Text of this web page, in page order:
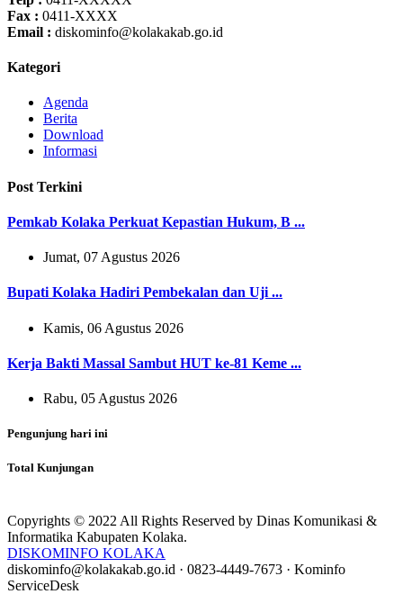
Fax : 0411-XXXX
Email : diskominfo@kolakakab.go.id
Kategori
Agenda
Berita
Download
Informasi
Post Terkini
Pemkab Kolaka Perkuat Kepastian Hukum, B ...
Jumat, 07 Agustus 2026
Bupati Kolaka Hadiri Pembekalan dan Uji ...
Kamis, 06 Agustus 2026
Kerja Bakti Massal Sambut HUT ke-81 Keme ...
Rabu, 05 Agustus 2026
Pengunjung hari ini
Total Kunjungan
Copyrights © 2022 All Rights Reserved by Dinas Komunikasi &
Informatika Kabupaten Kolaka.
DISKOMINFO KOLAKA
diskominfo@kolakakab.go.id · 0823-4449-7673 · Kominfo
ServiceDesk